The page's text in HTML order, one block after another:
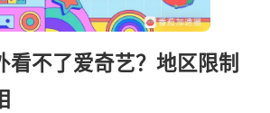
看不了爱奇艺？地区限制